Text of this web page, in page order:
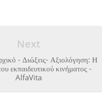
Next
- Διώξεις- Αξιολόγηση: Η
εκπαιδευτικού κινήματος -
AlfaVita